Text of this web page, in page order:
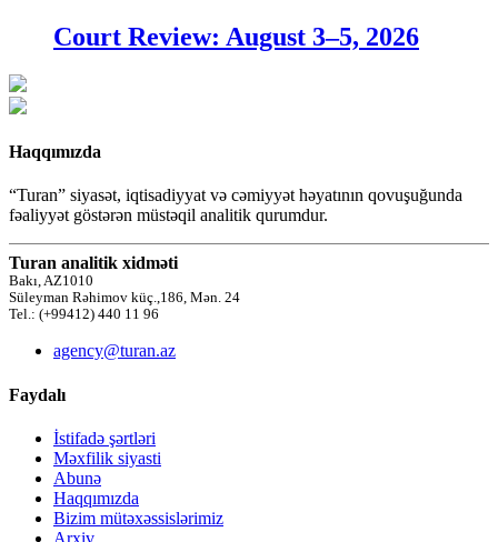
Court Review: August 3–5, 2026
Haqqımızda
“Turan” siyasət, iqtisadiyyat və cəmiyyət həyatının qovuşuğunda
fəaliyyət göstərən müstəqil analitik qurumdur.
Turan analitik xidməti
Bakı, AZ1010
Süleyman Rəhimov küç.,186, Mən. 24
Tel.: (+99412) 440 11 96
agency@turan.az
Faydalı
İstifadə şərtləri
Məxfilik siyasti
Abunə
Haqqımızda
Bizim mütəxəssislərimiz
Arxiv